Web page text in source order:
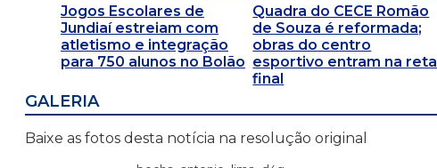
Jogos Escolares de
Jundiaí estreiam com
atletismo e integração
para 750 alunos no Bolão
Quadra do CECE Romão
de Souza é reformada;
obras do centro
esportivo entram na reta
final
GALERIA
Baixe as fotos desta notícia na resolução original